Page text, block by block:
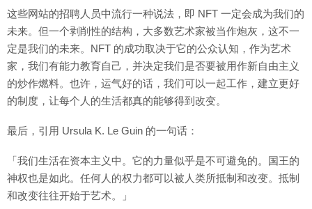
这些网站的招聘人员中流行一种说法，即 NFT 一定会成为我们的
未来。但一个剥削性的结构，大多数艺术家被当作炮灰，这不一
定是我们的未来。NFT 的成功取决于它的公众认知，作为艺术
家，我们有能力教育自己，并决定我们是否要被用作新自由主义
的炒作燃料。也许，运气好的话，我们可以一起工作，建立更好
的制度，让每个人的生活都真的能够得到改变。
最后，引用 Ursula K. Le Guin 的一句话：
「我们生活在资本主义中。它的力量似乎是不可避免的。国王的
神权也是如此。任何人的权力都可以被人类所抵制和改变。抵制
和改变往往开始于艺术。」